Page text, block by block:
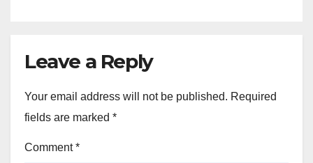
Leave a Reply
Your email address will not be published. Required
fields are marked *
Comment*